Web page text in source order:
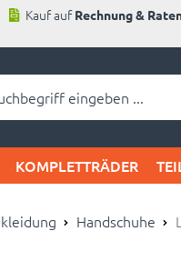
Kauf aufRechnung &
KOMPLETTRÄDER
Handschuhe